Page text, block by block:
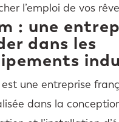
l’emploi de vos
: une
dans les
une entreprise
dans la